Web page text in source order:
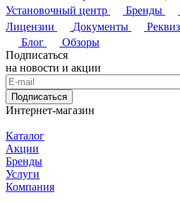
Установочный центр
Бренды
Лицензии
Документы
Блог
Обзоры
Подписаться
на новости и акции
Подписаться
Интернет-магазин
Каталог
Акции
Бренды
Услуги
Компания